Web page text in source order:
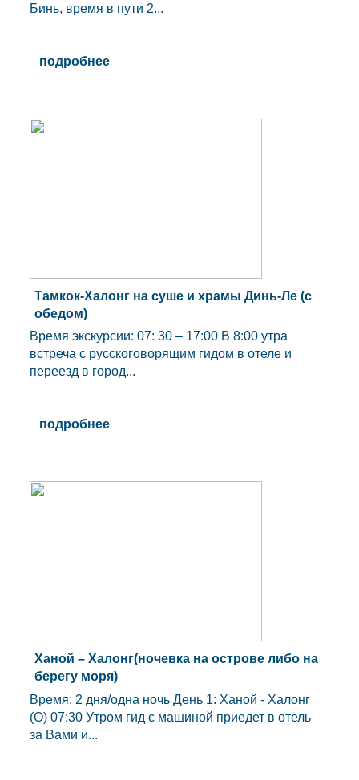
Бинь, время в пути 2...
подробнее
Тамкок-Халонг на суше и храмы Динь-Ле (с
обедом)
Время экскурсии: 07: 30 – 17:00 В 8:00 утра
встреча с русскоговорящим гидом в отеле и
переезд в город...
подробнее
Ханой – Халонг(ночевка на острове либо на
берегу моря)
Время: 2 дня/одна ночь День 1: Ханой - Халонг
(О) 07:30 Утром гид с машиной приедет в отель
за Вами и...